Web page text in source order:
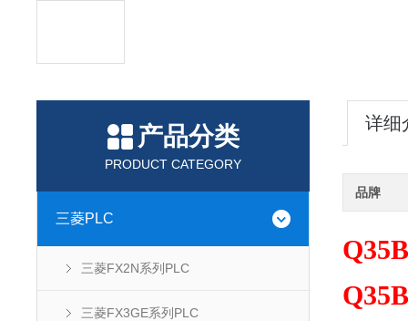
产品分类
PRODUCT CATEGORY
三菱PLC
三菱FX2N系列PLC
三菱FX3GE系列PLC
详细
品牌
Q35B